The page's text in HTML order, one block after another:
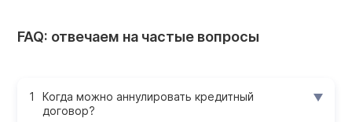
FAQ: отвечаем на частые вопросы
Когда можно аннулировать кредитный
договор?